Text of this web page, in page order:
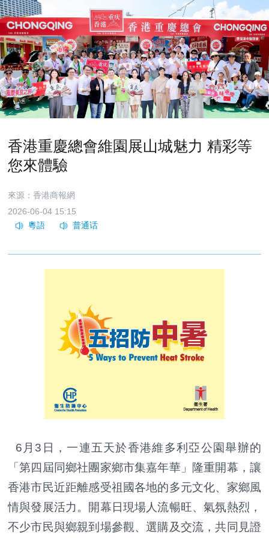
香港重慶總會維園展山城魅力 精彩等
您來體驗
來源：香港商報網
2026-06-04 15:15
6月3日，一連五天於香港維多利亞公園舉辦的
「第四屆同鄉社團家鄉市集嘉年華」隆重開幕，讓
香港市民近距離感受祖國各地的多元文化、家鄉風
情與發展活力。開幕日現場人流暢旺、氣氛熱烈，
不少市民與鄉親到場參觀、選購及交流，共同見證